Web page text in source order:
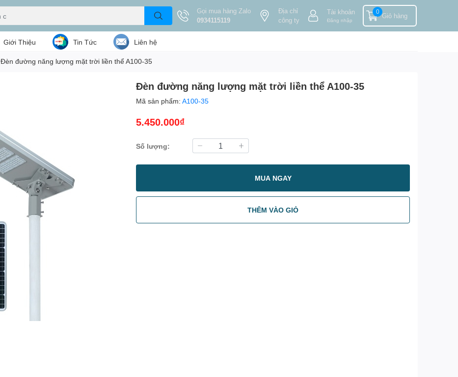
Gọi mua hàng Zalo
0934115119
Địa chỉ
công ty
Tài khoản
Đăng nhập
Giỏ hàng
0
Giới Thiệu Tin Tức Liên hệ
Đèn đường năng lượng mặt trời liền thể A100-35
Đèn đường năng lượng mặt trời liền thể A100-35
Mã sản phẩm: A100-35
5.450.000₫
Số lượng:
MUA NGAY
THÊM VÀO GIỎ